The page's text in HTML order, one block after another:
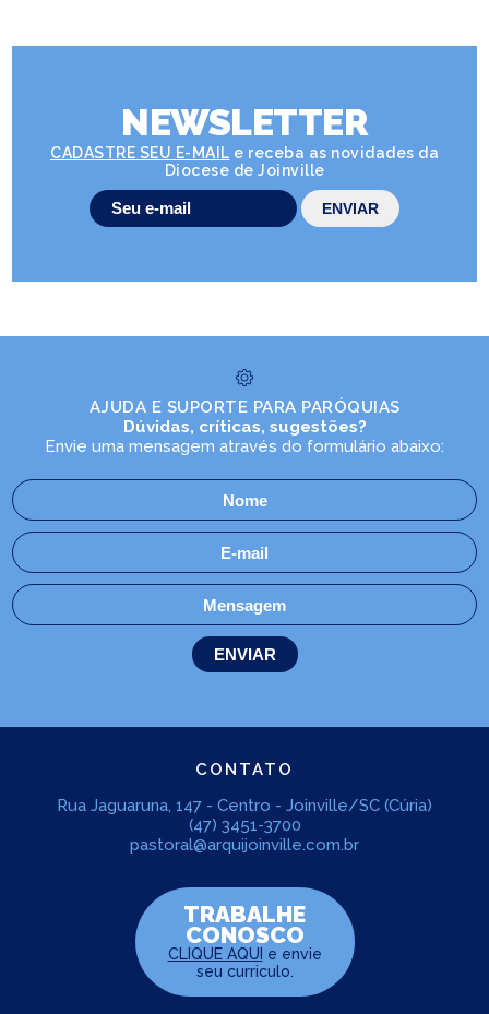
NEWSLETTER
CADASTRE SEU E-MAIL e receba as novidades da
Diocese de Joinville
AJUDA E SUPORTE PARA PARÓQUIAS
Dúvidas, críticas, sugestões?
Envie uma mensagem através do formulário abaixo:
CONTATO
Rua Jaguaruna, 147 - Centro - Joinville/SC (Cúria)
(47) 3451-3700
pastoral@arquijoinville.com.br
TRABALHE
CONOSCO
CLIQUE AQUI e envie
seu curriculo.